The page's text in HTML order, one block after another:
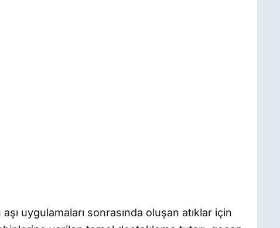
uygulamaları sonrasında oluşan atıklar için